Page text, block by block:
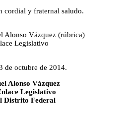
cordial y fraternal saludo.
Alonso Vázquez (rúbrica)
Legislativo
de octubre de 2014.
Alonso Vázquez
Legislativo
Distrito Federal